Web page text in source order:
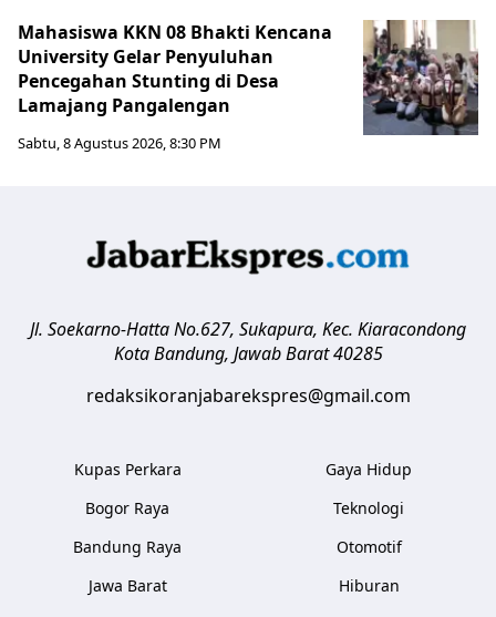
Mahasiswa KKN 08 Bhakti Kencana
University Gelar Penyuluhan
Pencegahan Stunting di Desa
Lamajang Pangalengan
Sabtu, 8 Agustus 2026, 8:30 PM
Jl. Soekarno-Hatta No.627, Sukapura, Kec. Kiaracondong
Kota Bandung, Jawab Barat 40285
redaksikoranjabarekspres@gmail.com
Kupas Perkara
Bogor Raya
Bandung Raya
Jawa Barat
Gaya Hidup
Teknologi
Otomotif
Hiburan